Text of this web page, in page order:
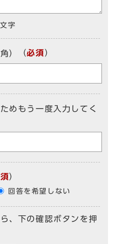
文字
） （必須）
めもう一度入力してく
）
回答を希望しない
、下の確認ボタンを押